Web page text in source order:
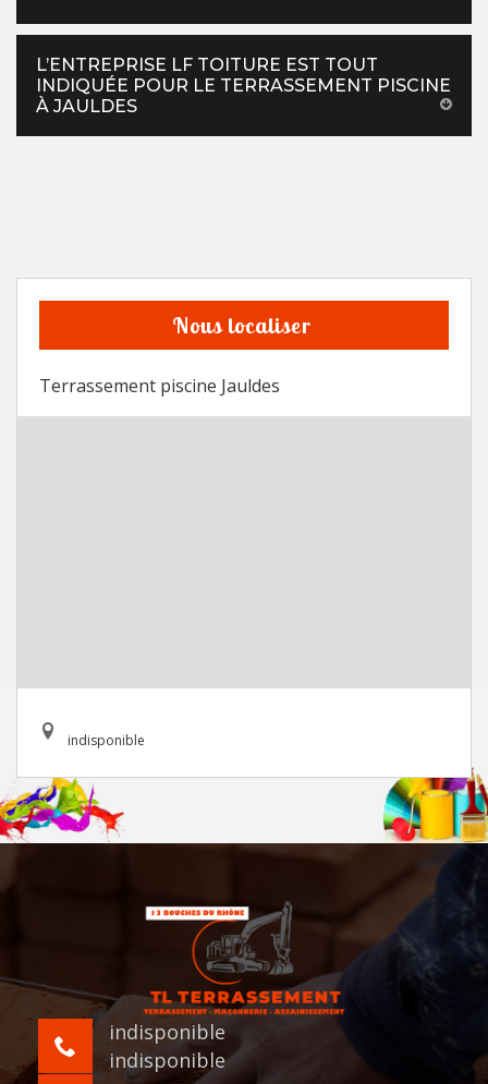
L’ENTREPRISE LF TOITURE EST TOUT
INDIQUÉE POUR LE TERRASSEMENT PISCINE
À JAULDES
Nous localiser
Terrassement piscine Jauldes
indisponible
indisponible
indisponible